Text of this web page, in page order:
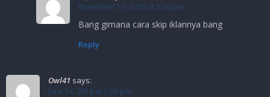
November 10, 2018 at 5:56 pm
Bang gimana cara skip iklannya bang
Reply
Owl41 says:
June 14, 2018 at 2:00 pm